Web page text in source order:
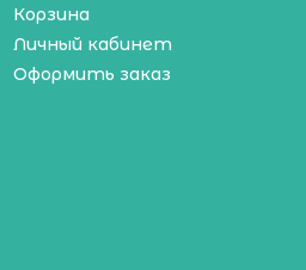
Корзина
Личный кабинет
Оформить заказ